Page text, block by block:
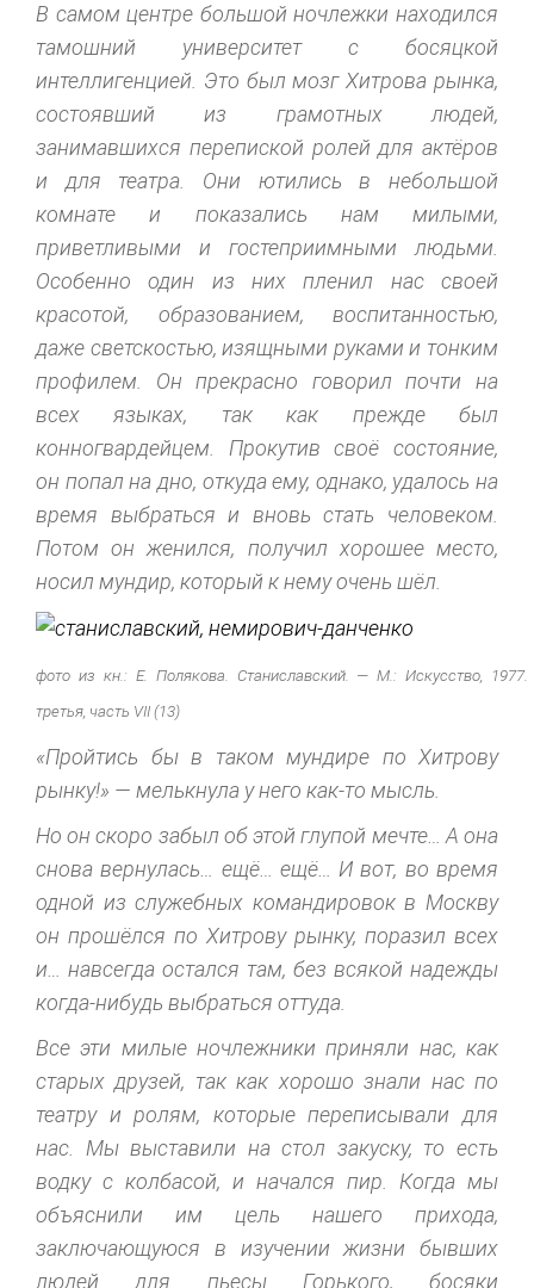
В самом центре большой ночлежки находился
тамошний университет с босяцкой
интеллигенцией. Это был мозг Хитрова рынка,
состоявший из грамотных людей,
занимавшихся перепиской ролей для актёров
и для театра. Они ютились в небольшой
комнате и показались нам милыми,
приветливыми и гостеприимными людьми.
Особенно один из них пленил нас своей
красотой, образованием, воспитанностью,
даже светскостью, изящными руками и тонким
профилем. Он прекрасно говорил почти на
всех языках, так как прежде был
конногвардейцем. Прокутив своё состояние,
он попал на дно, откуда ему, однако, удалось на
время выбраться и вновь стать человеком.
Потом он женился, получил хорошее место,
носил мундир, который к нему очень шёл.
фото из кн.: Е. Полякова. Станиславский. — М.: Искусство, 1977.
третья, часть VII (13)
«Пройтись бы в таком мундире по Хитрову
рынку!» — мелькнула у него как-то мысль.
Но он скоро забыл об этой глупой мечте… А она
снова вернулась… ещё… ещё… И вот, во время
одной из служебных командировок в Москву
он прошёлся по Хитрову рынку, поразил всех
и… навсегда остался там, без всякой надежды
когда-нибудь выбраться оттуда.
Все эти милые ночлежники приняли нас, как
старых друзей, так как хорошо знали нас по
театру и ролям, которые переписывали для
нас. Мы выставили на стол закуску, то есть
водку с колбасой, и начался пир. Когда мы
объяснили им цель нашего прихода,
заключающуюся в изучении жизни бывших
людей для пьесы Горького, босяки